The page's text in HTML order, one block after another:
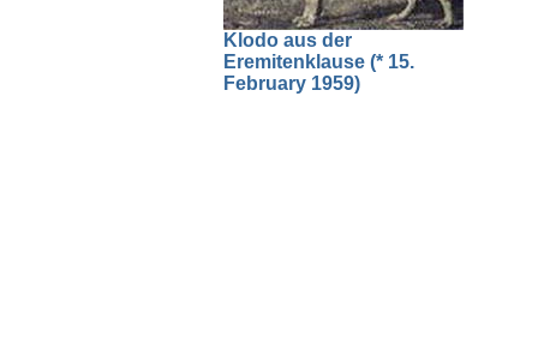
Klodo aus der
Eremitenklause (* 15.
February 1959)